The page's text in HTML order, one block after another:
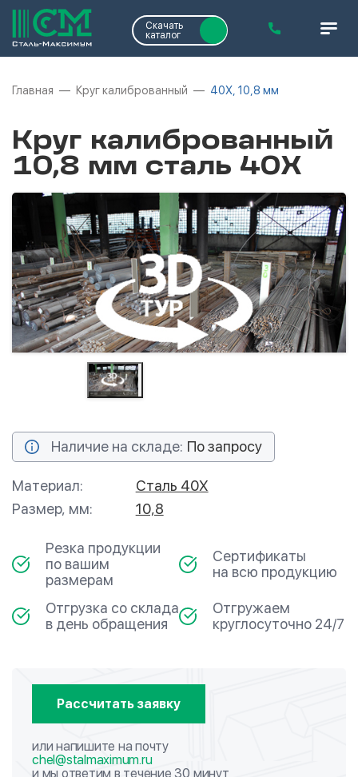
Скачать
каталог
Главная Круг калиброванный 40Х, 10,8 мм
Круг калиброванный
10,8 мм сталь 40Х
Наличие на складе: По запросу
Материал:
Сталь 40Х
Размер, мм:
10,8
Резка продукции
по вашим
размерам
Сертификаты
на всю продукцию
Отгрузка со склада
в день обращения
Отгружаем
круглосуточно 24/7
Рассчитать заявку
или напишите на почту
chel@stalmaximum.ru
и мы ответим в течение 30 минут